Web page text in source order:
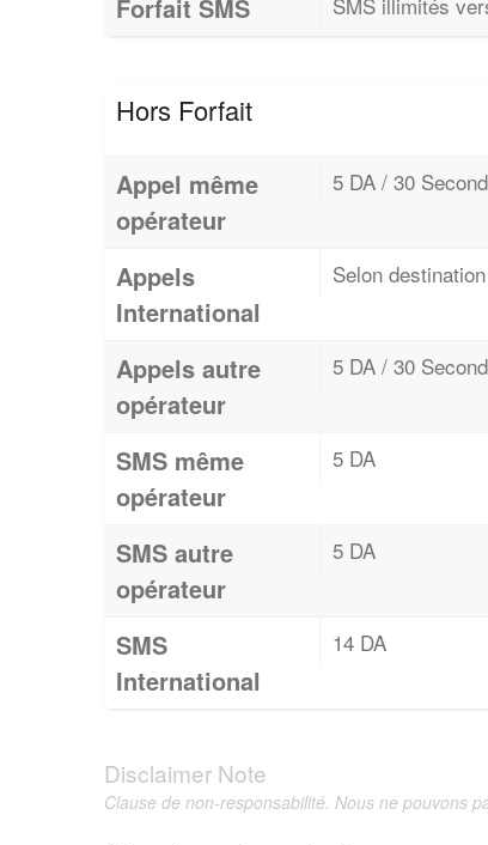
Forfait SMS
Hors Forfait
Appel même
opérateur
5 DA / 30
Appels
International
Selon
Appels autre
opérateur
5 DA / 30
SMS même
opérateur
5 DA
SMS autre
opérateur
5 DA
SMS
International
14 DA
Disclaimer Note
Clause de non-responsabilité. Nous ne pouvons